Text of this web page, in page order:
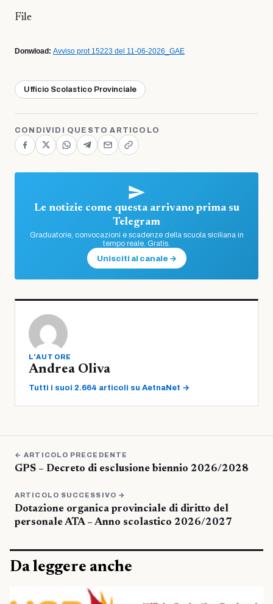
File
Donwload: Avviso prot 15223 del 11-06-2026_GAE
Ufficio Scolastico Provinciale
CONDIVIDI QUESTO ARTICOLO
Le notizie come questa arrivano prima su
Telegram
Graduatorie, convocazioni e scadenze della scuola siciliana in
tempo reale. Gratis.
Unisciti al canale →
L'AUTORE
Andrea Oliva
Tutti i suoi 2.664 articoli su AetnaNet →
← ARTICOLO PRECEDENTE
GPS – Decreto di esclusione biennio 2026/2028
ARTICOLO SUCCESSIVO →
Dotazione organica provinciale di diritto del
personale ATA – Anno scolastico 2026/2027
Da leggere anche